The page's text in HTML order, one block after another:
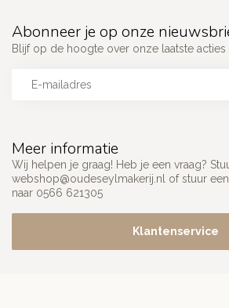
Meer informatie
Wij helpen je graag! Heb je een vraag?
webshop@oudeseylmakerij.nl
of stuur
naar 0566 621305
Klantenservice
Abonneer je op onze
Blijf op de hoogte over onze laatste acties